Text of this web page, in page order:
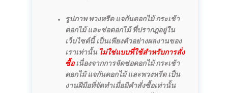
รูปภาพ พวงหรีด แจกันดอกไม้ กระเช้า
ดอกไม้ และช่อดอกไม้ ที่ปรากฎอยู่ใน
เว็บไซต์นี้ เป็นเพียงตัวอย่างผลงานของ
เราเท่านั้น ไม่ใช่แบบที่ใช้สำหรับการสั่ง
ซื้อเนื่องจากการจัดช่อดอกไม้ กระเช้า
ดอกไม้ แจกันดอกไม้ และพวงหรีด เป็น
งานฝีมือที่จัดทำเมื่อมีคำสั่งซื้อเท่านั้น